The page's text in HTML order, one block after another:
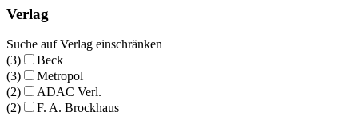
Verlag
Suche auf Verlag einschränken
(3)
Beck
(3)
Metropol
(2)
ADAC Verl.
(2)
F. A. Brockhaus